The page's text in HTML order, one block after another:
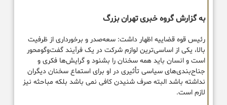
به گزارش گروه خبری تهران بزرگ
رئیس قوه قضاییه اظهار داشت: سعه‌صدر و برخورداری از ظرفیت
بالا، یکی از اساسی‌ترین لوازم شرکت در یک فرآیند گفت‌وگومحور
است و انسان باید همه سخنان را بشنود و گرایش‌ها فکری و
جناح‌بندی‌های سیاسی تأثیری در او برای استماع سخنان دیگران
نداشته باشد البته صرف شنیدن کافی نمی باشد بلکه مباحثه نیز
لازم است.